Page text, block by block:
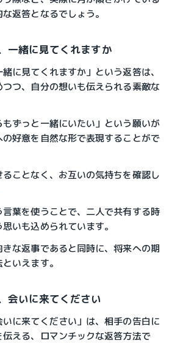
返答となるでしょう。
一緒に見てくれますか
に見てくれますか」という返答は、
つ、自分の想いも伝えられる素敵な
ずっと一緒にいたい」という願いが
好意を自然な形で表現することがで
ことなく、お互いの気持ちを確認し
葉を使うことで、二人で共有する時
いも込められています。
な返事であると同時に、将来への期
いえます。
会いに来てください
いに来てください」は、相手の告白に
える、ロマンチックな返答方法で